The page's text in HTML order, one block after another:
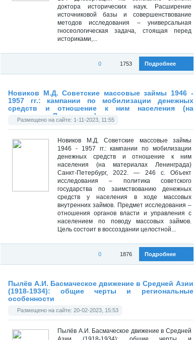
доктора исторических наук. Расширение
источниковой базы и совершенствование
методов исследования – универсальная
гносеологическая задача, стоящая перед
историками,...
Подробнее
1753
0
Новиков М.Д. Советские массовые займы 1946 -
1957 гг.: кампании по мобилизации денежных
средств и отношение к ним населения (на
материалах Ленинграда)
Размещено на сайте: 1-11-2023, 11:55
Новиков М.Д. Советские массовые займы
1946 - 1957 гг.: кампании по мобилизации
денежных средств и отношение к ним
населения (на материалах Ленинграда)
Санкт-Петербург, 2022. — 246 с. Объект
исследования – политика советского
государства по заимствованию денежных
средств у населения в ходе массовых
внутренних займов. Предмет исследования –
отношения органов власти и управления с
населением по поводу массовых займов.
Цель состоит в воссоздании целостной...
Подробнее
1876
0
Пылёв А.И. Басмаческое движение в Средней Азии
(1918-1934): общие черты и региональные
особенности
Размещено на сайте: 20-02-2023, 15:53
Пылёв А.И. Басмаческое движение в Средней